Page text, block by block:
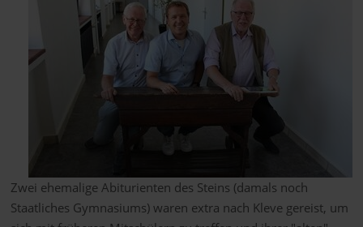
Zwei ehemalige Abiturienten des Steins (damals noch
Staatliches Gymnasiums) waren extra nach Kleve gereist, um